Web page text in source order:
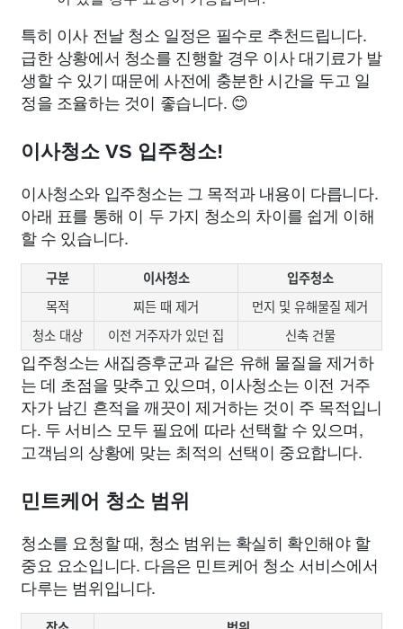
특히 이사 전날 청소 일정은 필수로 추천드립니다.
급한 상황에서 청소를 진행할 경우 이사 대기료가 발
생할 수 있기 때문에 사전에 충분한 시간을 두고 일
정을 조율하는 것이 좋습니다. 😊
이사청소 VS 입주청소!
이사청소와 입주청소는 그 목적과 내용이 다릅니다.
아래 표를 통해 이 두 가지 청소의 차이를 쉽게 이해
할 수 있습니다.
구분 이사청소
입주청소
목적
찌든 때 제거
먼지 및 유해물질 제거
청소 대상
이전 거주자가 있던 집 신축 건물
입주청소는 새집증후군과 같은 유해 물질을 제거하
는 데 초점을 맞추고 있으며, 이사청소는 이전 거주
자가 남긴 흔적을 깨끗이 제거하는 것이 주 목적입니
다. 두 서비스 모두 필요에 따라 선택할 수 있으며,
고객님의 상황에 맞는 최적의 선택이 중요합니다.
민트케어 청소 범위
청소를 요청할 때, 청소 범위는 확실히 확인해야 할
중요 요소입니다. 다음은 민트케어 청소 서비스에서
다루는 범위입니다.